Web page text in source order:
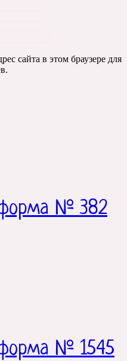
сайта в этом браузере для
№ 382
№ 1545